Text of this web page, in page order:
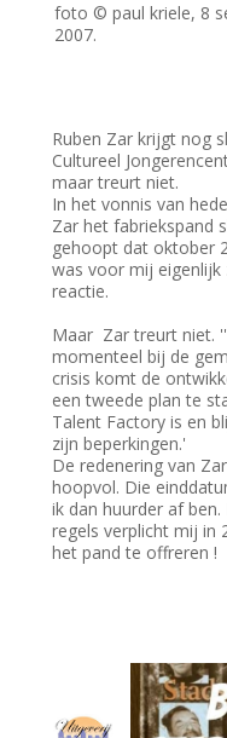
foto © paul kriele, 8
2007.
Ruben Zar krijgt nog
Cultureel
maar treurt niet.
In het vonnis van
Zar het fabriekspand
gehoopt dat oktober
was voor mij eigenlijk
reactie.
Maar Zar treurt niet.
momenteel bij de
crisis komt de
een tweede plan te
Talent Factory is en
zijn beperkingen.'
De redenering van
hoopvol. Die
ik dan huurder af
regels verplicht mij in
het pand te offreren !